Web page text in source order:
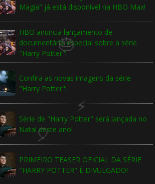
Magia" já está disponível na HBO Max!
HBO anuncia lançamento de
documentário especial sobre a série
"Harry Potter"!
Confira as novas imagens da série
"Harry Potter"!
Série de "Harry Potter" será lançada no
Natal deste ano!
PRIMEIRO TEASER OFICIAL DA SÉRIE
"HARRY POTTER" É DIVULGADO!